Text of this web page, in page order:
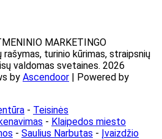
MARKETINGO
rašymas, turinio kūrimas, straipsnių
valdomas svetaines. 2026
by Ascendoor | Powered by
- Teisinės
- Klaipedos miesto
- Saulius Narbutas - Įvaizdžio